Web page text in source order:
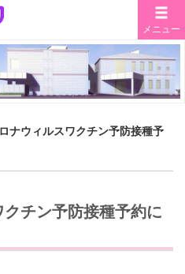
メニュー
ナウィルスワクチン予防接種予
チン予防接種予約に